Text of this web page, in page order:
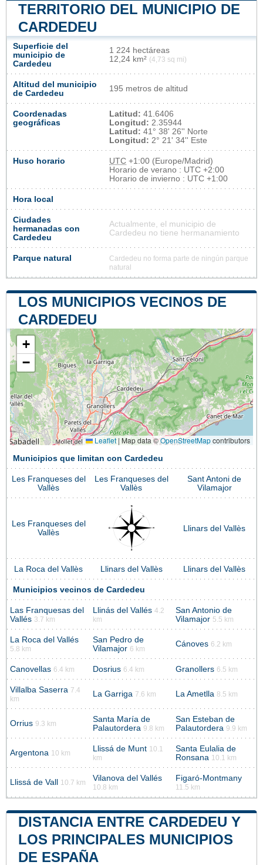
TERRITORIO DEL MUNICIPIO DE
CARDEDEU
Superficie del
municipio de
Cardedeu
1 224 hectáreas
12,24 km² (4,73 sq mi)
Altitud del municipio
de Cardedeu
195 metros de altitud
Coordenadas
geográficas
Latitud: 41.6406
Longitud: 2.35944
Latitud: 41° 38' 26'' Norte
Longitud: 2° 21' 34'' Este
Huso horario UTC +1:00 (Europe/Madrid)
Horario de verano : UTC +2:00
Horario de invierno : UTC +1:00
Hora local
Ciudades
hermanadas con
Cardedeu
Actualmente, el municipio de
Cardedeu no tiene hermanamiento
Parque natural
Cardedeu no forma parte de ningún parque
natural
LOS MUNICIPIOS VECINOS DE
CARDEDEU
+
−
Leaflet |Map data ©OpenStreetMapcontributors
Municipios que limitan con Cardedeu
Les Franqueses del
Vallès
Les Franqueses del
Vallès
Sant Antoni de
Vilamajor
Les Franqueses del
Vallès
Llinars del Vallès
La Roca del Vallès Llinars del Vallès Llinars del Vallès
Municipios vecinos de Cardedeu
Las Franquesas del
Vallés 3.7 km
Llinás del Vallés 4.2
km
San Antonio de
Vilamajor 5.5 km
La Roca del Vallés
5.8 km
San Pedro de
Vilamajor 6 km
Cánoves 6.2 km
Canovellas 6.4 km Dosrius 6.4 km Granollers 6.5 km
Villalba Saserra 7.4
km
La Garriga 7.6 km La Ametlla 8.5 km
Orrius 9.3 km
Santa María de
Palautordera 9.8 km
San Esteban de
Palautordera 9.9 km
Argentona 10 km Llissá de Munt 10.1
km
Santa Eulalia de
Ronsana 10.1 km
Llissá de Vall 10.7 km Vilanova del Vallés
10.8 km
Figaró-Montmany
11.5 km
DISTANCIA ENTRE CARDEDEU Y
LOS PRINCIPALES MUNICIPIOS
DE ESPAÑA